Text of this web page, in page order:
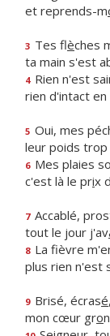
et reprends-m
3 Tes flèches
ta main s'est
4 Rien n'est
rien d'intact en
5 Oui, mes
leur poids trop
6 Mes plaies
c'est là le prix
7 Accablé,
tout le jour j'av
8 La fièvre
plus rien n'est
9 Brisé, écrasé
mon cœur gro